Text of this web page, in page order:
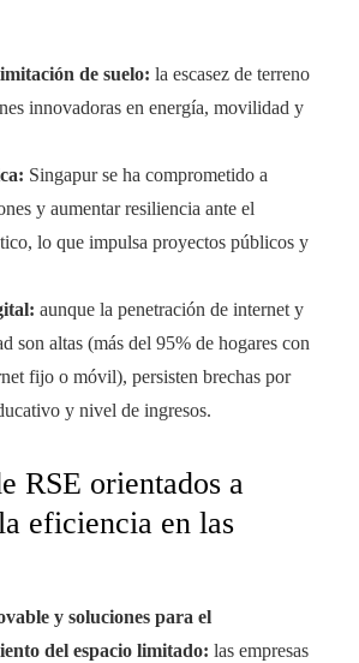
de suelo: la escasez de terreno
innovadoras en energía, movilidad y
Singapur se ha comprometido a
y aumentar resiliencia ante el
lo que impulsa proyectos públicos y
aunque la penetración de internet y
son altas (más del 95% de hogares con
fijo o móvil), persisten brechas por
y nivel de ingresos.
RSE orientados a
eficiencia en las
y soluciones para el
del espacio limitado: las empresas